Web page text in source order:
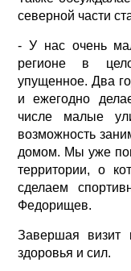
северной части
- У нас очень
регионе в
упущенное. Два
и ежегодно
числе малые
возможность
домом. Мы уже
территории, о
сделаем
Федорищев.
Завершая визит
здоровья и сил.